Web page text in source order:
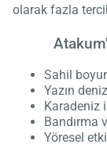
olarak fazla
Sahil
Yazın
Karadeniz
Bandırma
Yöresel